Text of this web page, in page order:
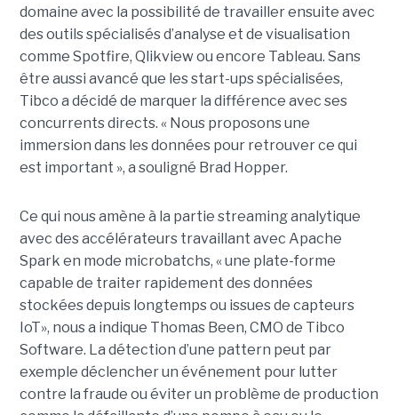
domaine avec la possibilité de travailler ensuite avec
des outils spécialisés d’analyse et de visualisation
comme Spotfire, Qlikview ou encore Tableau. Sans
être aussi avancé que les start-ups spécialisées,
Tibco a décidé de marquer la différence avec ses
concurrents directs. « Nous proposons une
immersion dans les données pour retrouver ce qui
est important », a souligné Brad Hopper.
Ce qui nous amène à la partie streaming analytique
avec des accélérateurs travaillant avec Apache
Spark en mode microbatchs, « une plate-forme
capable de traiter rapidement des données
stockées depuis longtemps ou issues de capteurs
IoT», nous a indique Thomas Been, CMO de Tibco
Software. La détection d’une pattern peut par
exemple déclencher un événement pour lutter
contre la fraude ou éviter un problème de production